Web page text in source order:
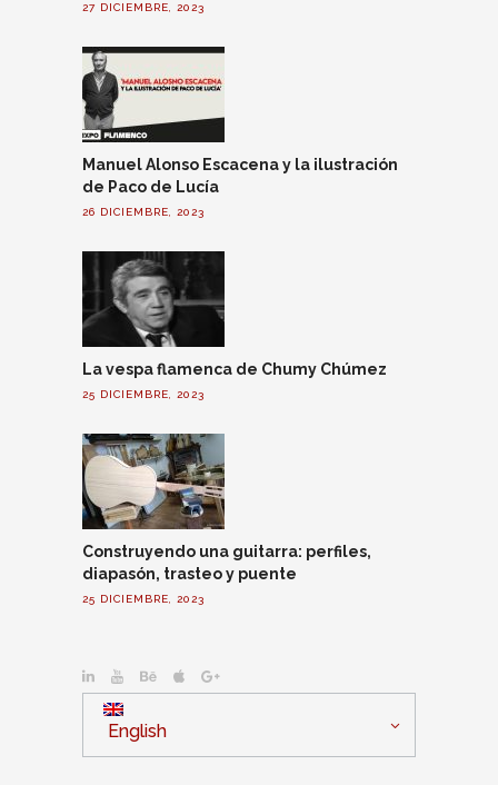
27 DICIEMBRE, 2023
Manuel Alonso Escacena y la ilustración
de Paco de Lucía
26 DICIEMBRE, 2023
La vespa flamenca de Chumy Chúmez
25 DICIEMBRE, 2023
Construyendo una guitarra: perfiles,
diapasón, trasteo y puente
25 DICIEMBRE, 2023
English